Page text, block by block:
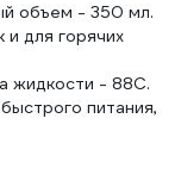
объем - 350 мл.
и для горячих
жидкости - 88C.
питания,